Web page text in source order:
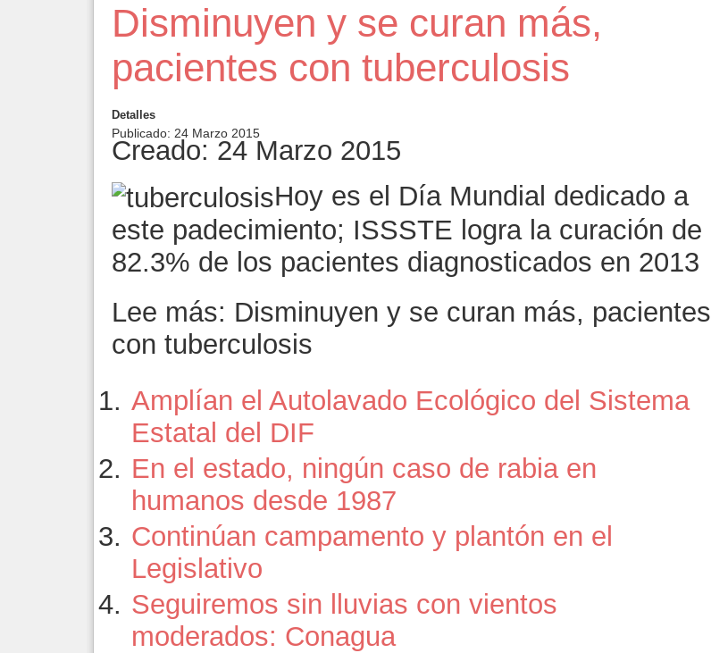
Disminuyen y se curan más,
pacientes con tuberculosis
Detalles
Publicado: 24 Marzo 2015
Creado: 24 Marzo 2015
Hoy es el Día Mundial dedicado a
este padecimiento; ISSSTE logra la curación de
82.3% de los pacientes diagnosticados en 2013
Lee más: Disminuyen y se curan más, pacientes
con tuberculosis
Amplían el Autolavado Ecológico del Sistema
Estatal del DIF
En el estado, ningún caso de rabia en
humanos desde 1987
Continúan campamento y plantón en el
Legislativo
Seguiremos sin lluvias con vientos
moderados: Conagua